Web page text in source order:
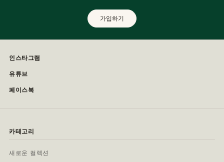
가입하기
인스타그램
유튜브
페이스북
카테고리
새로운 컬렉션